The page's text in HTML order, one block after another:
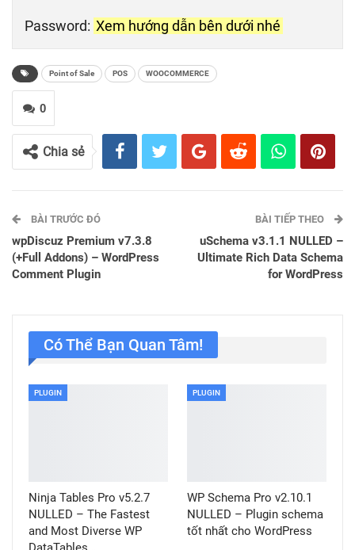
Password: Xem hướng dẫn bên dưới nhé
Point of Sale POS WOOCOMMERCE
0
Chia sẻ
BÀI TRƯỚC ĐÓ
wpDiscuz Premium v7.3.8
(+Full Addons) – WordPress
Comment Plugin
BÀI TIẾP THEO
uSchema v3.1.1 NULLED –
Ultimate Rich Data Schema
for WordPress
Có Thể Bạn Quan Tâm!
PLUGIN
Ninja Tables Pro v5.2.7
NULLED – The Fastest
and Most Diverse WP
PLUGIN
WP Schema Pro v2.10.1
NULLED – Plugin schema
tốt nhất cho WordPress